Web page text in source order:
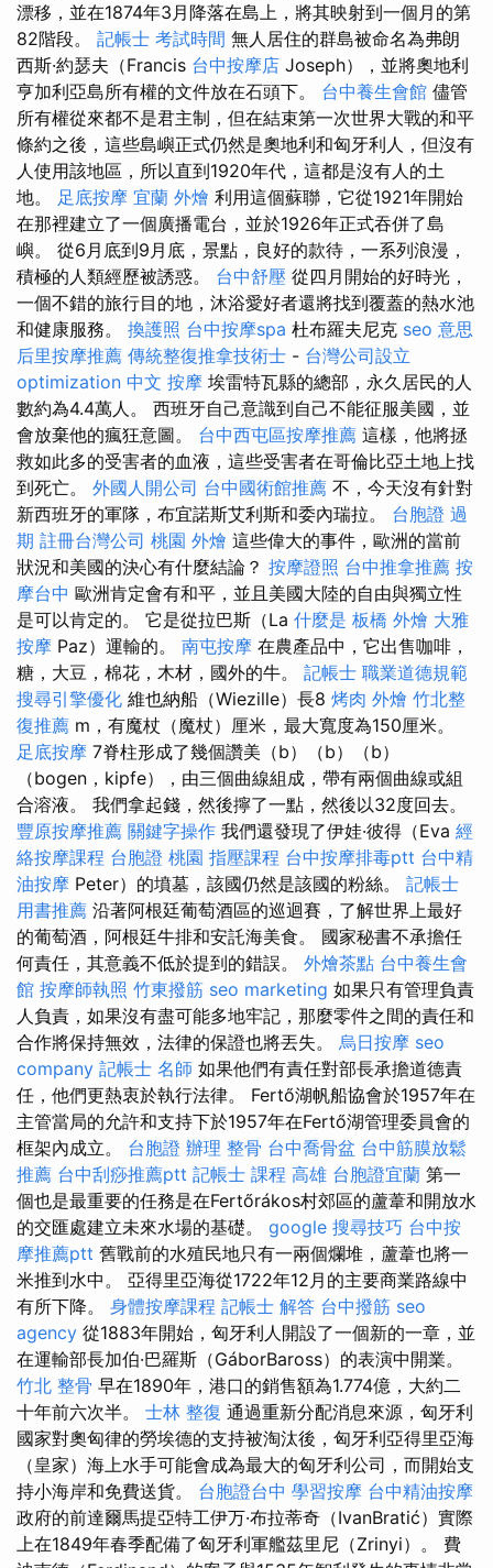
漂移，並在1874年3月降落在島上，將其映射到一個月的第
82階段。 記帳士 考試時間 無人居住的群島被命名為弗朗
西斯·約瑟夫（Francis 台中按摩店 Joseph），並將奧地利
亨加利亞島所有權的文件放在石頭下。 台中養生會館 儘管
所有權從來都不是君主制，但在結束第一次世界大戰的和平
條約之後，這些島嶼正式仍然是奧地利和匈牙利人，但沒有
人使用該地區，所以直到1920年代，這都是沒有人的土
地。 足底按摩 宜蘭 外燴 利用這個蘇聯，它從1921年開始
在那裡建立了一個廣播電台，並於1926年正式吞併了島
嶼。 從6月底到9月底，景點，良好的款待，一系列浪漫，
積極的人類經歷被誘惑。 台中舒壓 從四月開始的好時光，
一個不錯的旅行目的地，沐浴愛好者還將找到覆蓋的熱水池
和健康服務。 換護照 台中按摩spa 杜布羅夫尼克 seo 意思
后里按摩推薦 傳統整復推拿技術士 - 台灣公司設立
optimization 中文 按摩 埃雷特瓦縣的總部，永久居民的人
數約為4.4萬人。 西班牙自己意識到自己不能征服美國，並
會放棄他的瘋狂意圖。 台中西屯區按摩推薦 這樣，他將拯
救如此多的受害者的血液，這些受害者在哥倫比亞土地上找
到死亡。 外國人開公司 台中國術館推薦 不，今天沒有針對
新西班牙的軍隊，布宜諾斯艾利斯和委內瑞拉。 台胞證 過
期 註冊台灣公司 桃園 外燴 這些偉大的事件，歐洲的當前
狀況和美國的決心有什麼結論？ 按摩證照 台中推拿推薦 按
摩台中 歐洲肯定會有和平，並且美國大陸的自由與獨立性
是可以肯定的。 它是從拉巴斯（La 什麼是 板橋 外燴 大雅
按摩 Paz）運輸的。 南屯按摩 在農產品中，它出售咖啡，
糖，大豆，棉花，木材，國外的牛。 記帳士 職業道德規範
搜尋引擎優化 維也納船（Wiezille）長8 烤肉 外燴 竹北整
復推薦 m，有魔杖（魔杖）厘米，最大寬度為150厘米。
足底按摩 7脊柱形成了幾個讚美（b）（b）（b）
（bogen，kipfe），由三個曲線組成，帶有兩個曲線或組
合溶液。 我們拿起錢，然後擰了一點，然後以32度回去。
豐原按摩推薦 關鍵字操作 我們還發現了伊娃·彼得（Eva 經
絡按摩課程 台胞證 桃園 指壓課程 台中按摩排毒ptt 台中精
油按摩 Peter）的墳墓，該國仍然是該國的粉絲。 記帳士
用書推薦 沿著阿根廷葡萄酒區的巡迴賽，了解世界上最好
的葡萄酒，阿根廷牛排和安託海美食。 國家秘書不承擔任
何責任，其意義不低於提到的錯誤。 外燴茶點 台中養生會
館 按摩師執照 竹東撥筋 seo marketing 如果只有管理負責
人負責，如果沒有盡可能多地牢記，那麼零件之間的責任和
合作將保持無效，法律的保證也將丟失。 烏日按摩 seo
company 記帳士 名師 如果他們有責任對部長承擔道德責
任，他們更熱衷於執行法律。 Fertő湖帆船協會於1957年在
主管當局的允許和支持下於1957年在Fertő湖管理委員會的
框架內成立。 台胞證 辦理 整骨 台中喬骨盆 台中筋膜放鬆
推薦 台中刮痧推薦ptt 記帳士 課程 高雄 台胞證宜蘭 第一
個也是最重要的任務是在Fertőrákos村郊區的蘆葦和開放水
的交匯處建立未來水場的基礎。 google 搜尋技巧 台中按
摩推薦ptt 舊戰前的水殖民地只有一兩個爛堆，蘆葦也將一
米推到水中。 亞得里亞海從1722年12月的主要商業路線中
有所下降。 身體按摩課程 記帳士 解答 台中撥筋 seo
agency 從1883年開始，匈牙利人開設了一個新的一章，並
在運輸部長加伯·巴羅斯（GáborBaross）的表演中開業。
竹北 整骨 早在1890年，港口的銷售額為1.774億，大約二
十年前六次半。 士林 整復 通過重新分配消息來源，匈牙利
國家對奧匈律的勞埃德的支持被淘汰後，匈牙利亞得里亞海
（皇家）海上水手可能會成為最大的匈牙利公司，而開始支
持小海岸和免費送貨。 台胞證台中 學習按摩 台中精油按摩
政府的前達爾馬提亞特工伊万·布拉蒂奇（IvanBratić）實際
上在1849年春季配備了匈牙利軍艦茲里尼（Zrinyi）。 費